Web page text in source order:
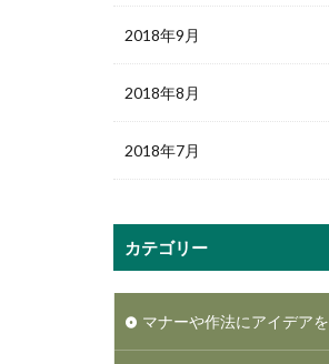
2018年9月
2018年8月
2018年7月
カテゴリー
マナーや作法にアイデアを